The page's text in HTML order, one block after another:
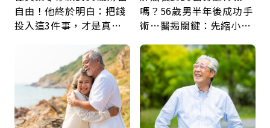
自由！他終於明白：把錢
投入這3件事，才是真正
嗎？56歲男半年後成功手
術…醫揭關鍵：先縮小腫